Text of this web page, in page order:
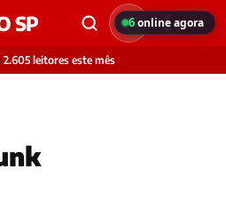
SP
2.605 leitores este mês
6online agora